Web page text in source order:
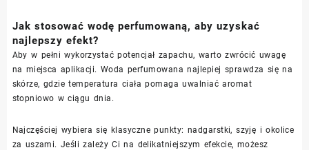
Jak stosować wodę perfumowaną, aby uzyskać
najlepszy efekt?
Aby w pełni wykorzystać potencjał zapachu, warto zwrócić uwagę
na miejsca aplikacji. Woda perfumowana najlepiej sprawdza się na
skórze, gdzie temperatura ciała pomaga uwalniać aromat
stopniowo w ciągu dnia.
Najczęściej wybiera się klasyczne punkty: nadgarstki, szyję i okolice
za uszami. Jeśli zależy Ci na delikatniejszym efekcie, możesz